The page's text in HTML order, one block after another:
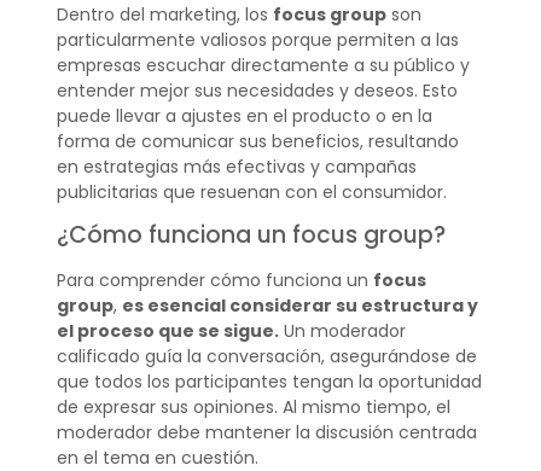
Dentro del marketing, los focus groupson
particularmente valiosos porque permiten a las
empresas escuchar directamente a su público y
entender mejor sus necesidades y deseos. Esto
puede llevar a ajustes en el producto o en la
forma de comunicar sus beneficios, resultando
en estrategias más efectivas y campañas
publicitarias que resuenan con el consumidor.
¿Cómo funciona un focus group?
Para comprender cómo funciona un focus
group, es esencial considerar su estructura y
el proceso que se sigue.Un moderador
calificado guía la conversación, asegurándose de
que todos los participantes tengan la oportunidad
de expresar sus opiniones. Al mismo tiempo, el
moderador debe mantener la discusión centrada
en el tema en cuestión.